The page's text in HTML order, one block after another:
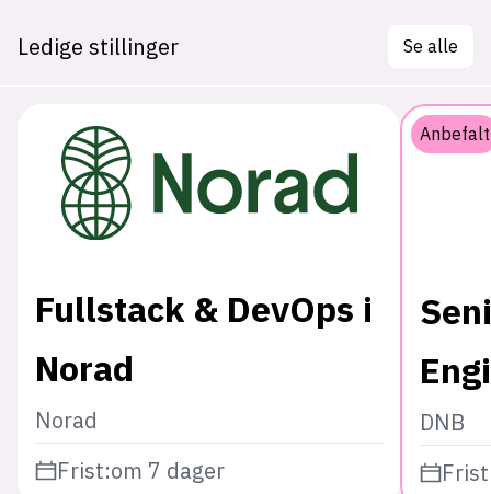
Ledige stillinger Se alle
Fullstack & DevOps i
Norad
Norad
Frist:om 7 dager
Anbefalt
DNB